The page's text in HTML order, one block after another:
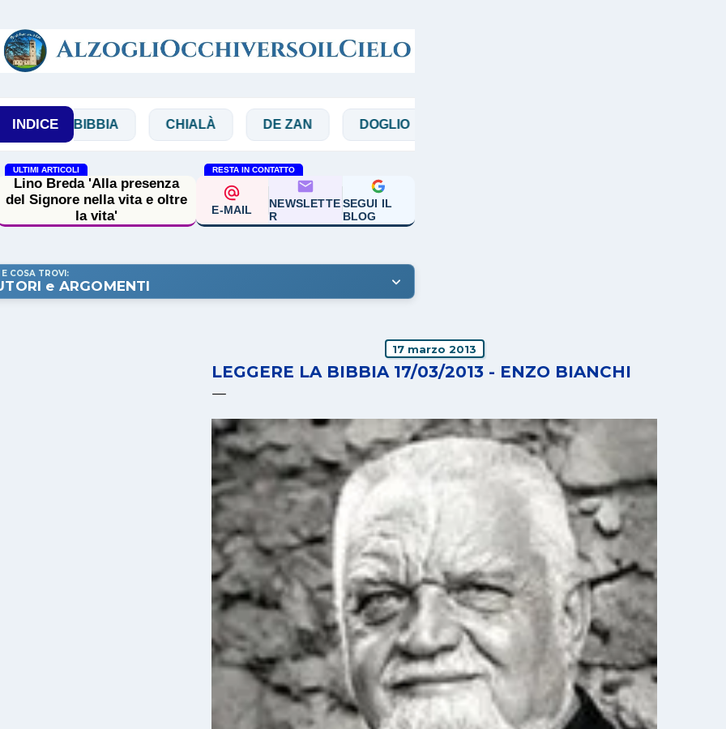
INDICE
BIBBIA CHIALÀ DE ZAN DOGLIO MAGGI
ULTIMI ARTICOLI
Lino Breda 'Alla presenza
del Signore nella vita e oltre
la vita'
RESTA IN CONTATTO
E-MAIL
NEWSLETTE
R
SEGUI IL
BLOG
E COSA TROVI:
e ARGOMENTI
17 marzo 2013
LEGGERE LA BIBBIA 17/03/2013 - ENZO BIANCHI